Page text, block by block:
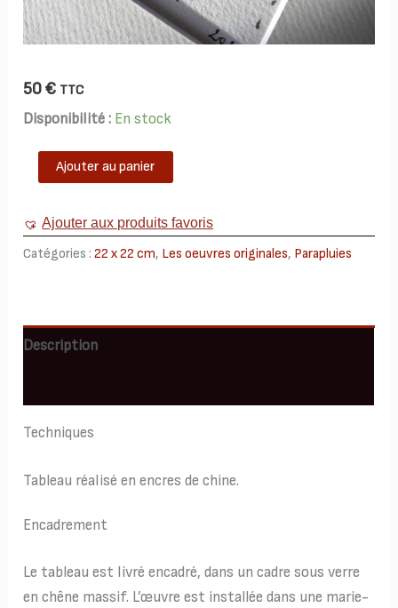
50€ TTC
Disponibilité : En stock
quantité
22x22
Ajouter au panier
Ajouter aux produits favoris
Catégories :22 x 22 cm, Les oeuvres originales, Parapluies
Description
Techniques
Tableau réalisé en encres de chine.
Encadrement
Le tableau est livré encadré, dans un cadre sous verre
en chêne massif. L’œuvre est installée dans une marie-